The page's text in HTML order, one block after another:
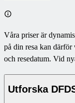
Våra priser är
på din resa kan därför
och resedatum. Vid
Utforska